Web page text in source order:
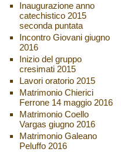
Inaugurazione anno
catechistico 2015
seconda puntata
Incontro Giovani giugno
2016
Inizio del gruppo
cresimati 2015
Lavori oratorio 2015
Matrimonio Chierici
Ferrone 14 maggio 2016
Matrimonio Coello
Vargas giugno 2016
Matrimonio Galeano
Peluffo 2016